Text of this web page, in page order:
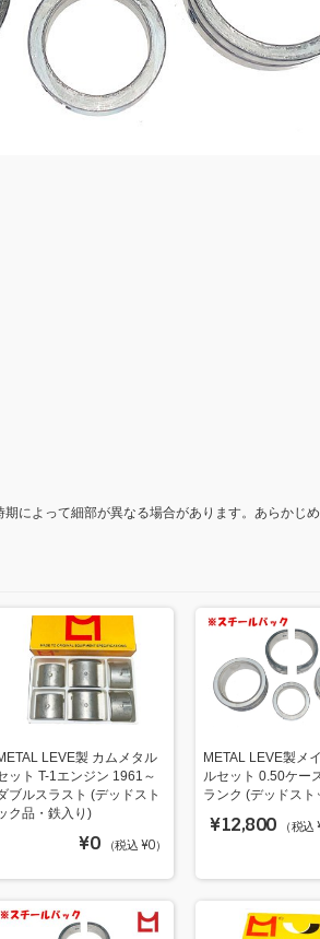
によって細部が異なる場合があります。あらかじめ
LEVE製 カムメタル
ット T-1エンジン 1961～
ブルスラスト (デッドスト
ク品・鉄入り)
¥0 （税込 ¥0）
METAL LEVE製メ
ルセット 0.50ケー
ランク (デッドスト
¥12,800 （税